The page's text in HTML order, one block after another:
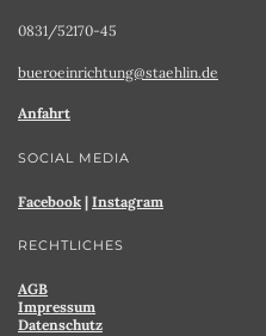
0831/52170-45
bueroeinrichtung@staehlin.de
Anfahrt
SOCIAL MEDIA
Facebook | Instagram
RECHTLICHES
AGB
Impressum
Datenschutz